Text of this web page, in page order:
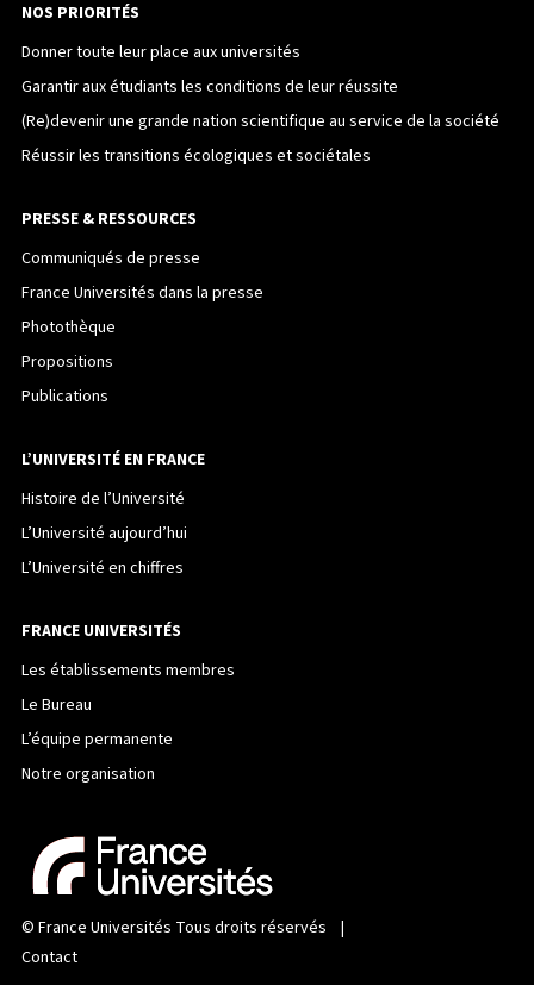
NOS PRIORITÉS
Donner toute leur place aux universités
Garantir aux étudiants les conditions de leur réussite
(Re)devenir une grande nation scientifique au service de la société
Réussir les transitions écologiques et sociétales
PRESSE & RESSOURCES
Communiqués de presse
France Universités dans la presse
Photothèque
Propositions
Publications
L’UNIVERSITÉ EN FRANCE
Histoire de l’Université
L’Université aujourd’hui
L’Université en chiffres
FRANCE UNIVERSITÉS
Les établissements membres
Le Bureau
L’équipe permanente
Notre organisation
© France Universités Tous droits réservés |
Contact